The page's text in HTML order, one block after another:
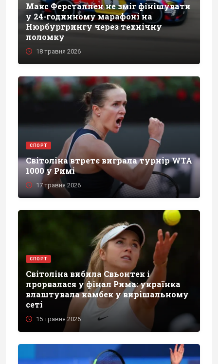
Макс Ферстаппен не зміг фінішувати
у 24-годинному марафоні на
Нюрбургрингу через технічну
поломку
18 травня 2026
СПОРТ
Світоліна втретє виграла турнір WTA
1000 у Римі
17 травня 2026
СПОРТ
Світоліна вибила Свьонтек і
прорвалася у фінал Рима: українка
влаштувала камбек у вирішальному
сеті
15 травня 2026